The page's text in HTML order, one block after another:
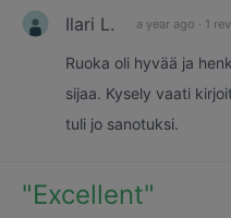
Ilari L. a year ago · 1
Ruoka oli hyvää ja
sijaa. Kysely vaati
tuli jo sanotuksi.
"Excellent"